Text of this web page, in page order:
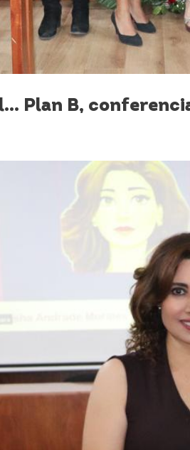
Plan B,